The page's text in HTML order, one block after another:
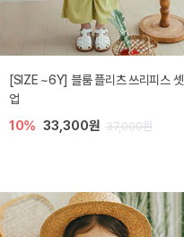
[SIZE ~6Y] 블룸 플리츠 쓰리피스 셋
업
10% 33,300원 37,000원